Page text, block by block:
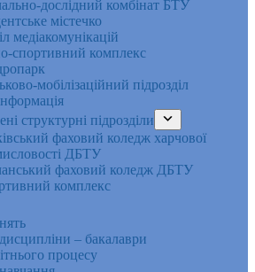
дослідний комбінат БТУ
містечко
медіакомунікацій
спортивний комплекс
мобілізаційний підрозділ
структурні підрозділи
фаховий коледж харчової
ДБТУ
фаховий коледж ДБТУ
комплекс
– бакалаври
процесу